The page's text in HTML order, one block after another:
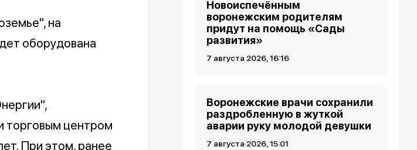
на
оборудована
торговым центром
При этом, ранее
Новоиспечённым
воронежским родителям
придут на помощь «Сады
развития»
7 августа 2026, 16:16
Воронежские врачи сохранили
раздробленную в жуткой
аварии руку молодой девушки
7 августа 2026, 15:01